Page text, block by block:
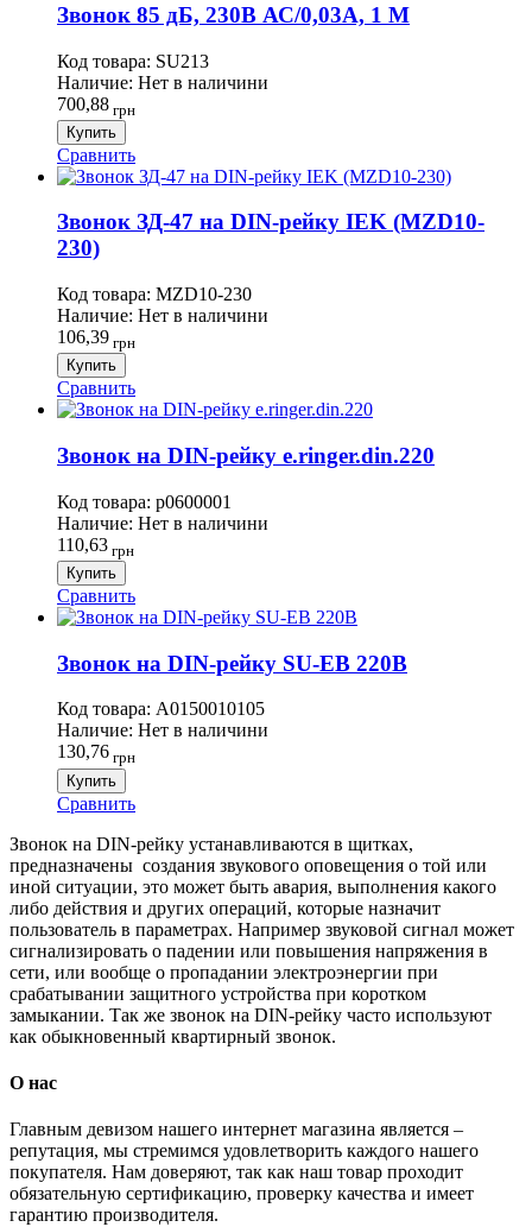
Звонок 85 дБ, 230В АС/0,03A, 1 М
Код товара: SU213
Наличие: Нет в наличини
700,88 грн
Купить
Сравнить
Звонок ЗД-47 на DIN-рейку IEK (MZD10-
230)
Код товара: MZD10-230
Наличие: Нет в наличини
106,39 грн
Купить
Сравнить
Звонок на DIN-рейку e.ringer.din.220
Код товара: p0600001
Наличие: Нет в наличини
110,63 грн
Купить
Сравнить
Звонок на DIN-рейку SU-ЕВ 220В
Код товара: A0150010105
Наличие: Нет в наличини
130,76 грн
Купить
Сравнить
Звонок на DIN-рейку устанавливаются в щитках,
предназначены создания звукового оповещения о той или
иной ситуации, это может быть авария, выполнения какого
либо действия и других операций, которые назначит
пользователь в параметрах. Например звуковой сигнал может
сигнализировать о падении или повышения напряжения в
сети, или вообще о пропадании электроэнергии при
срабатывании защитного устройства при коротком
замыкании. Так же звонок на DIN-рейку часто используют
как обыкновенный квартирный звонок.
О нас
Главным девизом нашего интернет магазина является –
репутация, мы стремимся удовлетворить каждого нашего
покупателя. Нам доверяют, так как наш товар проходит
обязательную сертификацию, проверку качества и имеет
гарантию производителя.